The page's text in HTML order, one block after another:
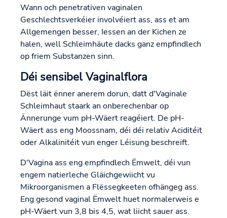
Wann och penetrativen vaginalen
Geschlechtsverkéier involvéiert ass, ass et am
Allgemengen besser, Iessen an der Kichen ze
halen, well Schleimhäute dacks ganz empfindlech
op friem Substanzen sinn.
Déi sensibel Vaginalflora
Dëst läit ënner anerem dorun, datt d'Vaginale
Schleimhaut staark an onberechenbar op
Ännerunge vum pH-Wäert reagéiert. De pH-
Wäert ass eng Moossnam, déi déi relativ Aciditéit
oder Alkalinitéit vun enger Léisung beschreift.
D'Vagina ass eng empfindlech Ëmwelt, déi vun
engem natierleche Gläichgewiicht vu
Mikroorganismen a Flëssegkeeten ofhängeg ass.
Eng gesond vaginal Ëmwelt huet normalerweis e
pH-Wäert vun 3,8 bis 4,5, wat liicht sauer ass.